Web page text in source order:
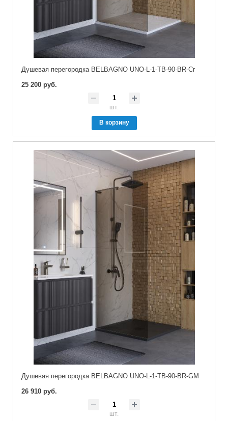
Душевая перегородка BELBAGNO UNO-L-1-TB-90-BR-Cr
25 200 руб.
шт.
В корзину
Душевая перегородка BELBAGNO UNO-L-1-TB-90-BR-GM
26 910 руб.
шт.